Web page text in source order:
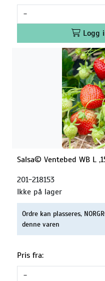
-
Logg
Salsa© Ventebed WB L
201-218153
Ikke på lager
Ordre kan plasseres,
denne varen
Pris fra:
-